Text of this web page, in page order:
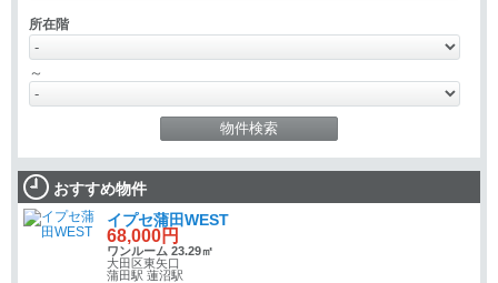
所在階
～
おすすめ物件
イプセ蒲田WEST
68,000円
ワンルーム 23.29㎡
大田区東矢口
蒲田駅 蓮沼駅